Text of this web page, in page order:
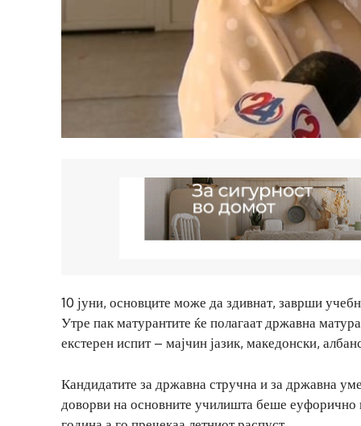
10 јуни, основците може да здивнат, заврши
Утре пак матурантите ќе полагаат државна
екстерен испит – мајчин јазик, македонски,
Кандидатите за државна стручна и за државна
доворви на основните училишта беше еуфорично